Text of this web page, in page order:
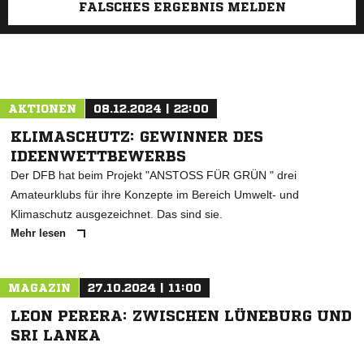
FALSCHES ERGEBNIS MELDEN
AKTIONEN 08.12.2024 | 22:00
KLIMASCHUTZ: GEWINNER DES
IDEENWETTBEWERBS
Der DFB hat beim Projekt "ANSTOSS FÜR GRÜN " drei
Amateurklubs für ihre Konzepte im Bereich Umwelt- und
Klimaschutz ausgezeichnet. Das sind sie.
Mehr lesen
MAGAZIN 27.10.2024 | 11:00
LEON PERERA: ZWISCHEN LÜNEBURG UND
SRI LANKA